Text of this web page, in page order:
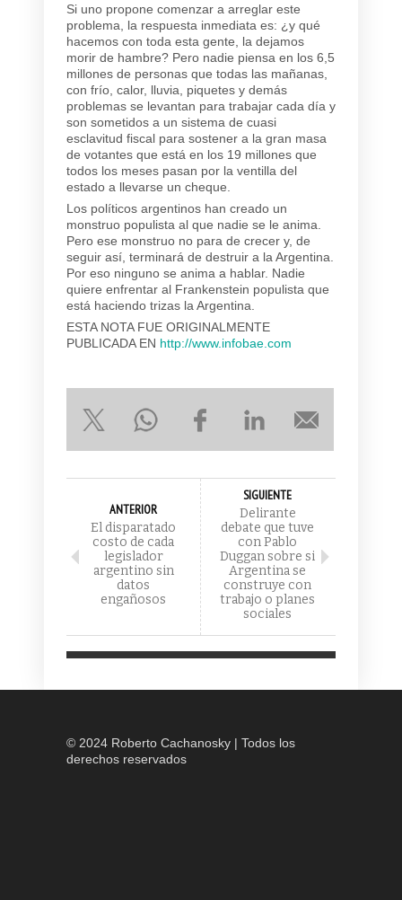
Si uno propone comenzar a arreglar este
problema, la respuesta inmediata es: ¿y qué
hacemos con toda esta gente, la dejamos
morir de hambre? Pero nadie piensa en los 6,5
millones de personas que todas las mañanas,
con frío, calor, lluvia, piquetes y demás
problemas se levantan para trabajar cada día y
son sometidos a un sistema de cuasi
esclavitud fiscal para sostener a la gran masa
de votantes que está en los 19 millones que
todos los meses pasan por la ventilla del
estado a llevarse un cheque.
Los políticos argentinos han creado un
monstruo populista al que nadie se le anima.
Pero ese monstruo no para de crecer y, de
seguir así, terminará de destruir a la Argentina.
Por eso ninguno se anima a hablar. Nadie
quiere enfrentar al Frankenstein populista que
está haciendo trizas la Argentina.
ESTA NOTA FUE ORIGINALMENTE
PUBLICADA EN http://www.infobae.com
ANTERIOR
El disparatado
costo de cada
legislador
argentino sin
datos
engañosos
SIGUIENTE
Delirante
debate que tuve
con Pablo
Duggan sobre si
Argentina se
construye con
trabajo o planes
sociales
© 2024 Roberto Cachanosky | Todos los
derechos reservados